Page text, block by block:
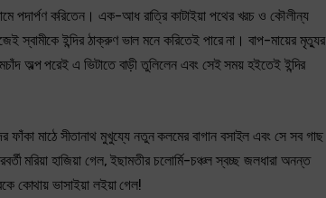
পদার্পণ করিতেন। এক-আধ রাত্রি কাটাইয়া পথের খরচ ও কৌলীন্য
স্বামীকে ইন্দির ঠাক্‌রুণ ভাল মনে করিতেই পারে না। বাপ-মায়ের মৃত্যুর
অল্প পরেই এ ভিটাতে বাড়ী তুলিলেন এবং সেই সময় হইতেই ইন্দির
ফাঁকা মাঠে সীতানাথ মুখুয্যে নতুন কলমের বাগান বসাইল এবং সে সব গাছ
হাজিয়া গেল, ইছামতীর চলোর্মি-চঞ্চল স্বচ্ছ জলধারা অনন্ত
কোথায় ভাসাইয়া লইয়া গেল!